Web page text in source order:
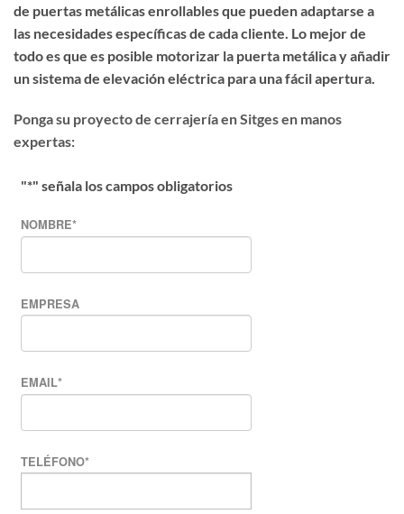
de puertas metálicas enrollables que pueden adaptarse a
las necesidades específicas de cada cliente. Lo mejor de
todo es que es posible motorizar la puerta metálicay añadir
un sistema de elevación eléctrica para una fácil apertura.
Ponga su proyecto de cerrajería en Sitges en manos
expertas:
"*" señala los campos obligatorios
NOMBRE*
EMPRESA
EMAIL*
TELÉFONO*